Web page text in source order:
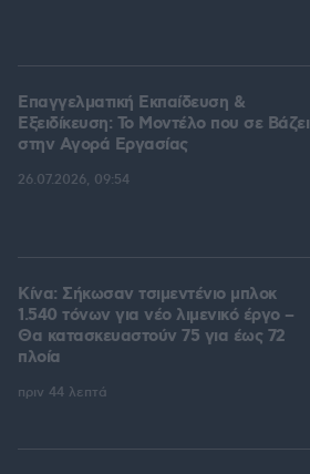
Επαγγελματική Εκπαίδευση &
Εξειδίκευση: Το Mοντέλο που σε Bάζει
στην Aγορά Eργασίας
26.07.2026, 09:54
Κίνα: Σήκωσαν τσιμεντένιο μπλοκ
1.540 τόνων για νέο λιμενικό έργο –
Θα κατασκευαστούν 75 για έως 72
πλοία
πριν 44 λεπτά